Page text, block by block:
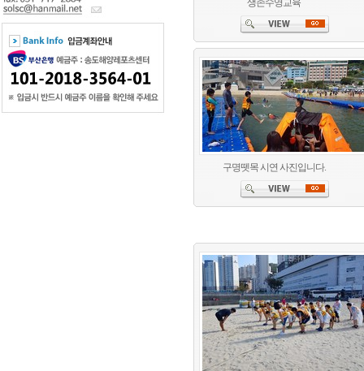
생존수영교육
구명뗏목 시연 사진입니다.